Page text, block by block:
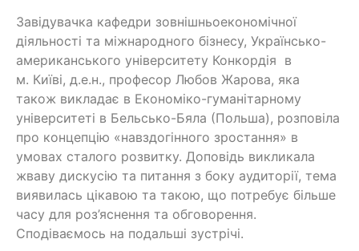
Завідувачка кафедри зовнішньоекономічної
діяльності та міжнародного бізнесу, Українсько-
американського університету Конкордія в
м. Київі, д.е.н., професор Любов Жарова, яка
також викладає в Економіко-гуманітарному
університеті в Бельсько-Бяла (Польша), розповіла
про концепцію «навздогінного зростання» в
умовах сталого розвитку. Доповідь викликала
жваву дискусію та питання з боку аудиторії, тема
виявилась цікавою та такою, що потребує більше
часу для роз’яснення та обговорення.
Сподіваємось на подальші зустрічі.